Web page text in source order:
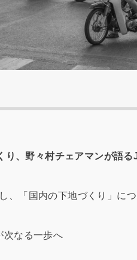
り、野々村チェアマンが語る
、「国内の下地づくり」に
次なる一歩へ